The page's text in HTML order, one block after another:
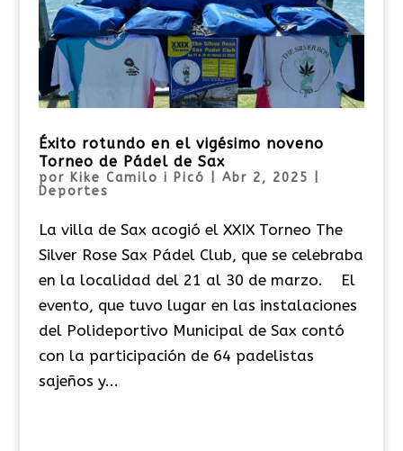
Éxito rotundo en el vigésimo noveno
Torneo de Pádel de Sax
por Kike Camilo i Picó Abr 2, 2025
Deportes
La villa de Sax acogió el XXIX Torneo The
Silver Rose Sax Pádel Club, que se celebraba
en la localidad del 21 al 30 de marzo. El
evento, que tuvo lugar en las instalaciones
del Polideportivo Municipal de Sax contó
con la participación de 64 padelistas
sajeños y...